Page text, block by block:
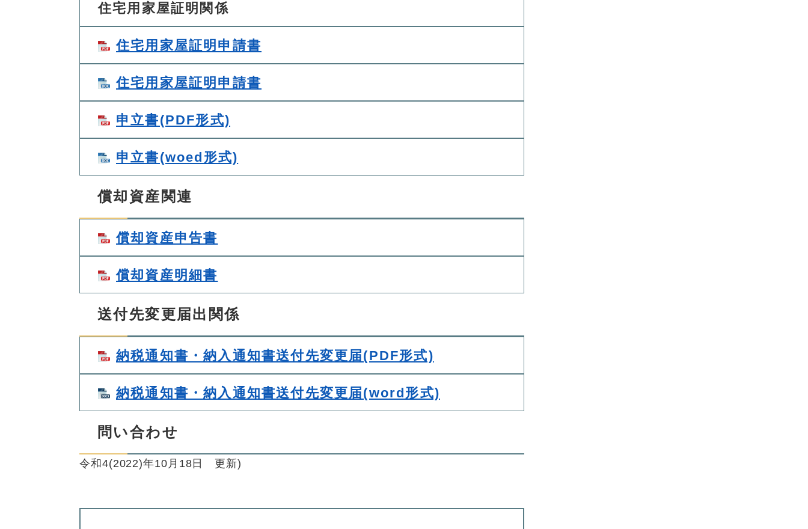
住宅用家屋証明関係
住宅用家屋証明申請書
住宅用家屋証明申請書
申立書(PDF形式)
申立書(woed形式)
償却資産関連
償却資産申告書
償却資産明細書
送付先変更届出関係
納税通知書・納入通知書送付先変更届(PDF形式)
納税通知書・納入通知書送付先変更届(word形式)
問い合わせ
令和4(2022)年10月18日 更新)